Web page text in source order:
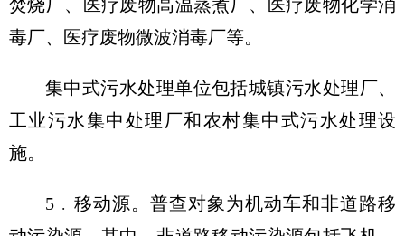
焚烧厂、医疗废物高温蒸煮厂、医疗废物化学消
毒厂、医疗废物微波消毒厂等。
集中式污水处理单位包括城镇污水处理厂、
工业污水集中处理厂和农村集中式污水处理设
施。
5﹒移动源。普查对象为机动车和非道路移